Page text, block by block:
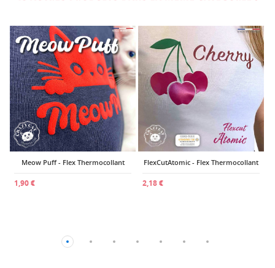
Meow Puff - Flex Thermocollant
1,90 €
FlexCutAtomic - Flex Thermocollant
2,18 €